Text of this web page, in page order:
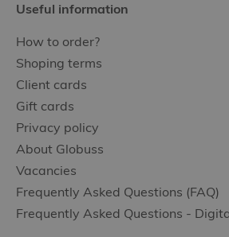
Useful information
How to order?
Shoping terms
Client cards
Gift cards
Privacy policy
About Globuss
Vacancies
Frequently Asked Questions (FAQ)
Frequently Asked Questions -